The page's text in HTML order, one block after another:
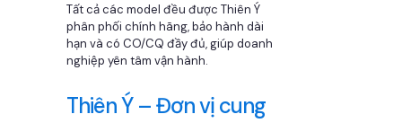
Tất cả các model đều được Thiên Ý
phân phối chính hãng, bảo hành dài
hạn và có CO/CQ đầy đủ, giúp doanh
nghiệp yên tâm vận hành.
Thiên Ý – Đơn vị cung